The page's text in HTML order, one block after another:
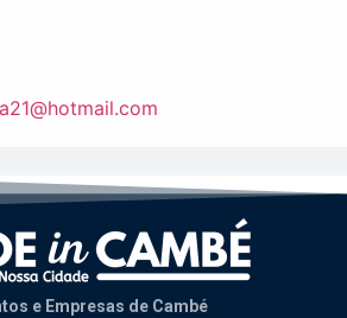
e Empresas de Cambé